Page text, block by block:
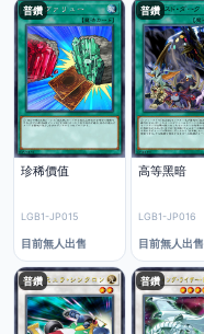
普鑽
珍稀價值
LGB1-JP015
目前無人出售
普鑽
高等黑暗
LGB1-JP016
目前無人出售
普鑽 普鑽